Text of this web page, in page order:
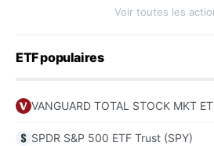
Voir toutes les
ETF populaires
VANGUARD TOTAL STOCK MKT
SPDR S&P 500 ETF Trust (SPY)